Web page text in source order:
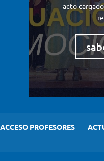
acto
ACCESO PROFESORES